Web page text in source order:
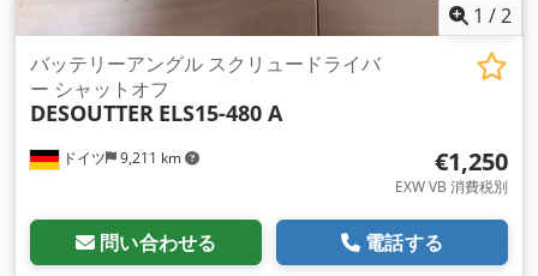
1 /2
ドイツ 9,211 km
バッテリーアングル スクリュードライバ
ー シャットオフ
DESOUTTER ELS15-480 A
€1,250
EXW VB 消費税別
問い合わせる 電話する